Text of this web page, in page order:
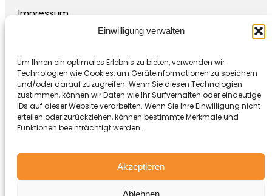
Einwilligung verwalten
Um Ihnen ein optimales Erlebnis zu bieten, verwenden wir
Technologien wie Cookies, um Geräteinformationen zu speichern
und/oder darauf zuzugreifen. Wenn Sie diesen Technologien
zustimmen, können wir Daten wie Ihr Surfverhalten oder eindeutige
IDs auf dieser Website verarbeiten. Wenn Sie Ihre Einwilligung nicht
erteilen oder zurückziehen, können bestimmte Merkmale und
Funktionen beeinträchtigt werden.
Akzeptieren
Ablehnen
Impressum
© 2026 FUX&HAS. Alle Rechte vorbehalten.